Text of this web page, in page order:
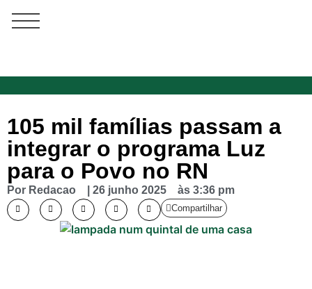
105 mil famílias passam a
integrar o programa Luz
para o Povo no RN
Por Redacao 26 junho 2025 às 3:36 pm
Compartilhar